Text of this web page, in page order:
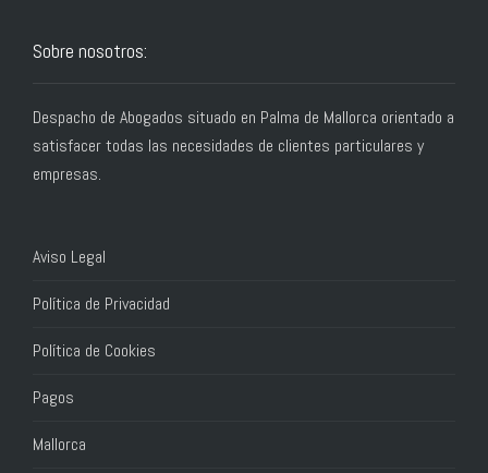
Sobre nosotros:
Despacho de Abogados situado en Palma de Mallorca orientado a
satisfacer todas las necesidades de clientes particulares y
empresas.
Aviso Legal
Política de Privacidad
Política de Cookies
Pagos
Mallorca